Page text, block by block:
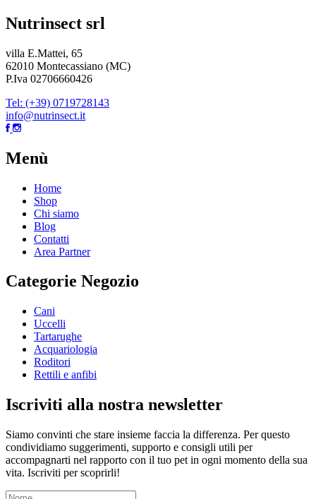
Nutrinsect srl
villa E.Mattei, 65
62010 Montecassiano (MC)
P.Iva 02706660426
Tel: (+39) 0719728143
info@nutrinsect.it
Menù
Home
Shop
Chi siamo
Blog
Contatti
Area Partner
Categorie Negozio
Cani
Uccelli
Tartarughe
Acquariologia
Roditori
Rettili e anfibi
Iscriviti alla nostra newsletter
Siamo convinti che stare insieme faccia la differenza. Per questo
condividiamo suggerimenti, supporto e consigli utili per
accompagnarti nel rapporto con il tuo pet in ogni momento della sua
vita. Iscriviti per scoprirli!